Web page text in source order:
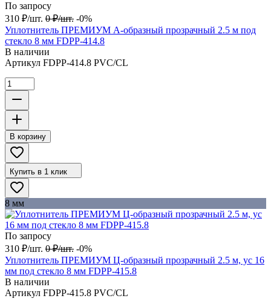
По запросу
310 ₽/шт. 0 ₽/шт. -0%
Уплотнитель ПРЕМИУМ А-образный прозрачный 2.5 м под
стекло 8 мм FDPP-414.8
В наличии
Артикул FDPP-414.8 PVC/CL
В корзину
Купить в 1 клик
8 мм
По запросу
310 ₽/шт. 0 ₽/шт. -0%
Уплотнитель ПРЕМИУМ Ц-образный прозрачный 2.5 м, ус 16
мм под стекло 8 мм FDPP-415.8
В наличии
Артикул FDPP-415.8 PVC/CL